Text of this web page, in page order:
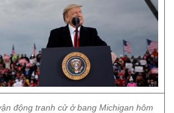
động tranh cử ở bang Michigan hôm